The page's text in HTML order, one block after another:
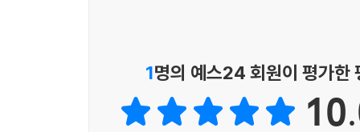
1명의 예스24 회원이 평가한